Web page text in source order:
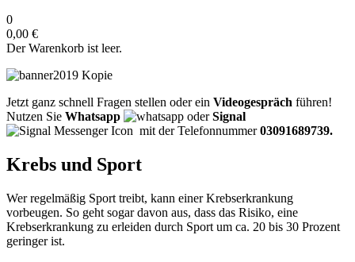
0
0,00 €
Der Warenkorb ist leer.
Jetzt ganz schnell Fragen stellen oder ein Videogespräch führen!
Nutzen Sie Whatsapp oderSignal
mit der Telefonnummer03091689739.
Krebs und Sport
Wer regelmäßig Sport treibt, kann einer Krebserkrankung
vorbeugen. So geht sogar davon aus, dass das Risiko, eine
Krebserkrankung zu erleiden durch Sport um ca. 20 bis 30 Prozent
geringer ist.